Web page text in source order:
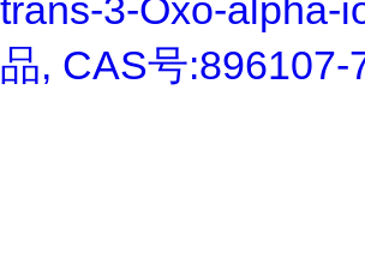
trans-3-Oxo-alpha-
品, CAS号:896107-